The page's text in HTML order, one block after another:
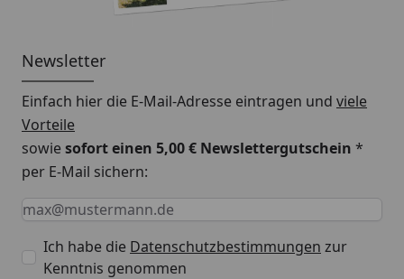
Newsletter
Einfach hier die E-Mail-Adresse eintragen und viele
Vorteile
sowiesofort einen 5,00 € Newslettergutschein *
per E-Mail sichern:
Keine Eingabe erforderlich
Eingabe erforderlich
E-Mail *
Ich habe die Datenschutzbestimmungen zur
Kenntnis genommen